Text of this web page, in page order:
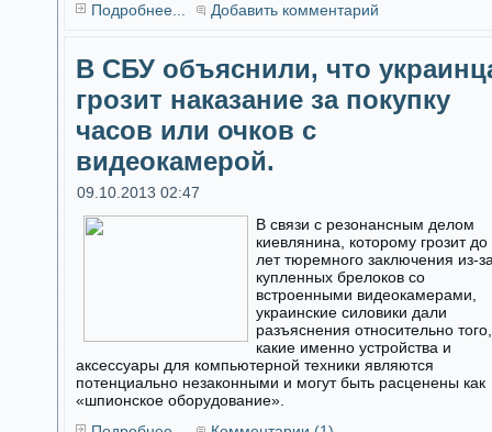
Подробнее... Добавить комментарий
В СБУ объяснили, что
грозит наказание за покупку
часов или очков с
видеокамерой.
09.10.2013 02:47
В связи с резонансным делом
киевлянина, которому грозит до
лет тюремного заключения из-
купленных брелоков со
встроенными видеокамерами,
украинские силовики дали
разъяснения относительно того,
какие именно устройства и
аксессуары для компьютерной техники являются
потенциально незаконными и могут быть расценены как
«шпионское оборудование».